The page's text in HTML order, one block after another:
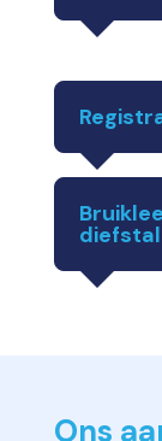
diefstal
Ons